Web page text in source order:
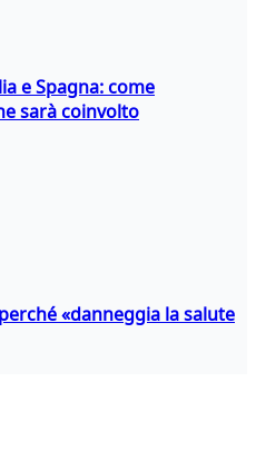
e Spagna: come
sarà coinvolto
«danneggia la salute